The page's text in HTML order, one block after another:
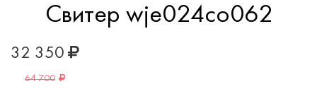
Свитер wje024co062
32 350
64 700